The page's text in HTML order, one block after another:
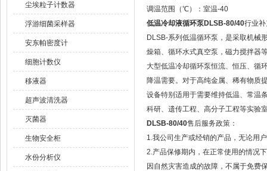
尘埃粒子计数器
浮游细菌采样器
安东帕密度计
细胞计数仪
移液器
超声波清洗器
灭菌器
生物安全柜
水份分析仪
调温范围（℃）：室温-40
低温冷却液循环泵DLSB-80/40行业
DLSB-系列低温循环泵，是采取机械
燥箱、循环水式真空泵，磁力搅拌器
大型低温冷却循环泵恒流、恒压、循
降温需要。对于高纯金属、稀有物质
设备特别适用于需要维持低温、常温
科研、遗传工程、高分子工程等实验
DLSB-80/40售后服务政策：
1.我公司生产或经销的产品，无论用
2.产品保修期内，在正常使用的情况
因自然灾害造成的故障，不属于免费